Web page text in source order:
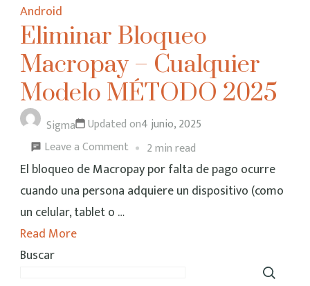
Android
Eliminar Bloqueo
Macropay – Cualquier
Modelo MÉTODO 2025
Sigma Updated on4 junio, 2025
Leave a Commenton
Eliminar
Bloqueo
2 min read
El bloqueo de Macropay por falta de pago ocurre
cuando una persona adquiere un dispositivo (como
un celular, tablet o …
Read More
Buscar